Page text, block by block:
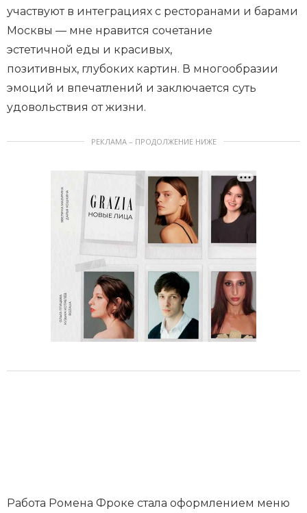
участвуют в интеграциях с ресторанами и барами
Москвы — мне нравится сочетание
эстетичной еды и красивых,
позитивных, глубоких картин. В многообразии
эмоций и впечатлений и заключается суть
удовольствия от жизни.
РЕКЛАМА – ПРОДОЛЖЕНИЕ НИЖЕ
Работа Ромена Фроке стала оформлением меню